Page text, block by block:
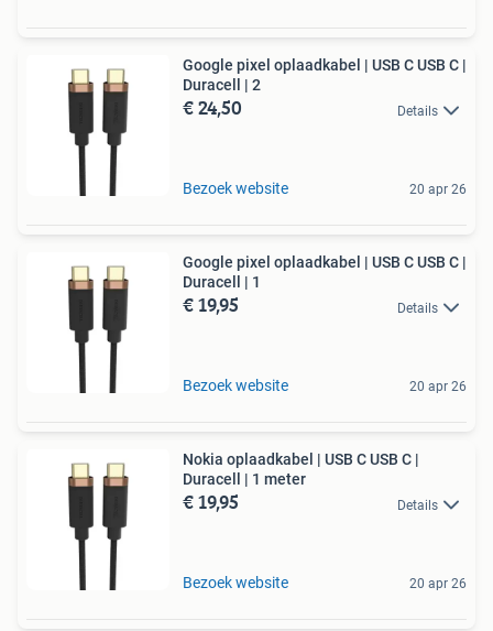
Google pixel oplaadkabel | USB C USB C |
Duracell | 2
€ 24,50 Details
Bezoek website 20 apr 26
Google pixel oplaadkabel | USB C USB C |
Duracell | 1
€ 19,95 Details
Bezoek website 20 apr 26
Nokia oplaadkabel | USB C USB C |
Duracell | 1 meter
€ 19,95 Details
Bezoek website 20 apr 26